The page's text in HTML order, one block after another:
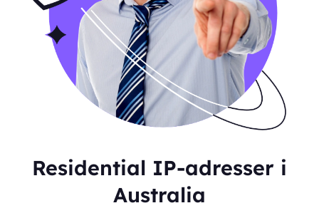
Residential IP-adresser i
Australia